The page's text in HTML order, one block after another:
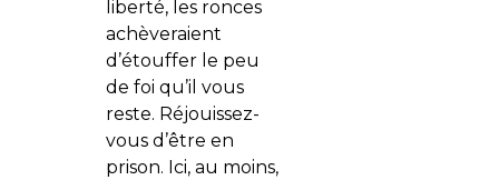
liberté, les ronces
achèveraient
d’étouffer le peu
de foi qu’il vous
reste. Réjouissez-
vous d’être en
prison. Ici, au moins,